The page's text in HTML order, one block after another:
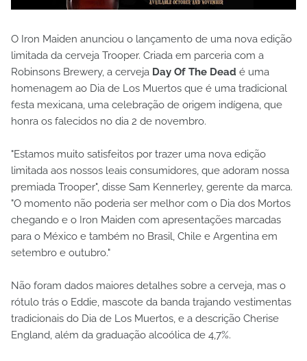
O Iron Maiden anunciou o lançamento de uma nova edição
limitada da cerveja Trooper. Criada em parceria com a
Robinsons Brewery, a cerveja Day Of The Dead é uma
homenagem ao Dia de Los Muertos que é uma tradicional
festa mexicana, uma celebração de origem indígena, que
honra os falecidos no dia 2 de novembro.
"Estamos muito satisfeitos por trazer uma nova edição
limitada aos nossos leais consumidores, que adoram nossa
premiada Trooper", disse Sam Kennerley, gerente da marca.
"O momento não poderia ser melhor com o Dia dos Mortos
chegando e o Iron Maiden com apresentações marcadas
para o México e também no Brasil, Chile e Argentina em
setembro e outubro."
Não foram dados maiores detalhes sobre a cerveja, mas o
rótulo trás o Eddie, mascote da banda trajando vestimentas
tradicionais do Dia de Los Muertos, e a descrição Cherise
England, além da graduação alcoólica de 4,7%.